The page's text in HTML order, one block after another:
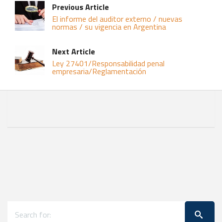
Previous Article
El informe del auditor externo / nuevas
normas / su vigencia en Argentina
Next Article
Ley 27401/Responsabilidad penal
empresaria/Reglamentación